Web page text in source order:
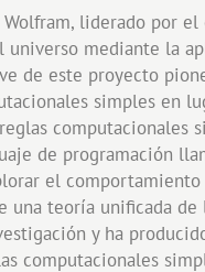
liderado por
universo mediante la
de este proyecto
simples en
computacionales
de programación
el comportamiento
una teoría unificada
y ha
computacionales